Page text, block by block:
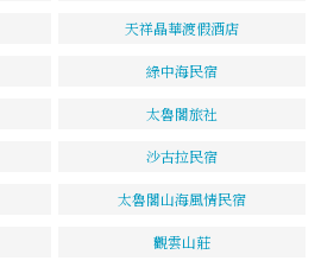
天祥晶華渡假酒店
綠中海民宿
太魯閣旅社
沙古拉民宿
太魯閣山海風情民宿
觀雲山莊